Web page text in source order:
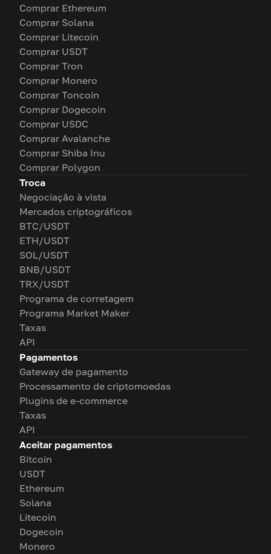
Comprar Ethereum
Comprar Solana
Comprar Litecoin
Comprar USDT
Comprar Tron
Comprar Monero
Comprar Toncoin
Comprar Dogecoin
Comprar USDC
Comprar Avalanche
Comprar Shiba Inu
Comprar Polygon
Troca
Negociação à vista
Mercados criptográficos
BTC/USDT
ETH/USDT
SOL/USDT
BNB/USDT
TRX/USDT
Programa de corretagem
Programa Market Maker
Taxas
API
Pagamentos
Gateway de pagamento
Processamento de criptomoedas
Plugins de e-commerce
Taxas
API
Aceitar pagamentos
Bitcoin
USDT
Ethereum
Solana
Litecoin
Dogecoin
Monero